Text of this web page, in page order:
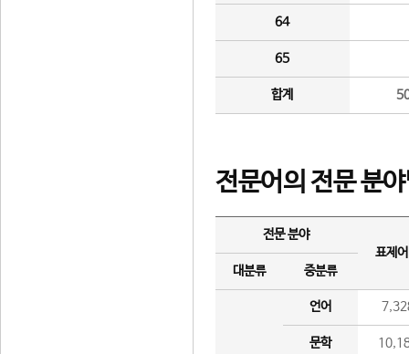
64
65
합계
전문어의 전문 분
전문 분야
표제
대분류
중분류
언어
문학